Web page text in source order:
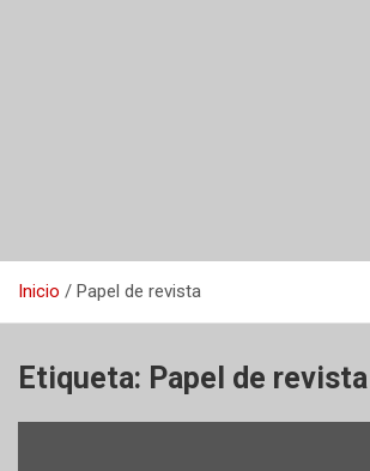
Inicio Papel de revista
Etiqueta: Papel de revista